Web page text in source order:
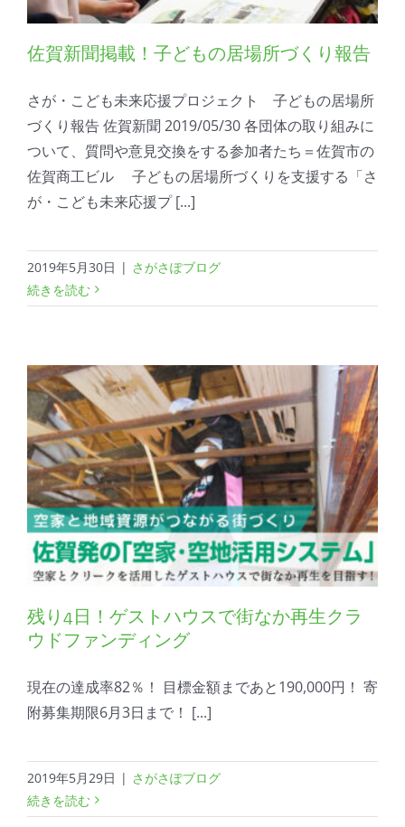
佐賀新聞掲載！子どもの居場所づくり報告
さが・こども未来応援プロジェクト 子どもの居場所
づくり報告 佐賀新聞 2019/05/30 各団体の取り組みに
ついて、質問や意見交換をする参加者たち＝佐賀市の
佐賀商工ビル 子どもの居場所づくりを支援する「さ
が・こども未来応援プ [...]
2019年5月30日 | さがさぽブログ
続きを読む
残り4日！ゲストハウスで街なか再生クラ
ウドファンディング
現在の達成率82％！ 目標金額まであと190,000円！ 寄
附募集期限6月3日まで！ [...]
2019年5月29日 | さがさぽブログ
続きを読む